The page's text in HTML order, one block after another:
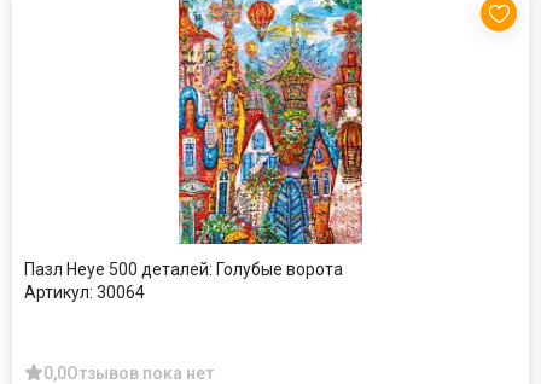
Пазл Heye 500 деталей: Голубые ворота
Артикул: 30064
0,0Отзывов пока нет